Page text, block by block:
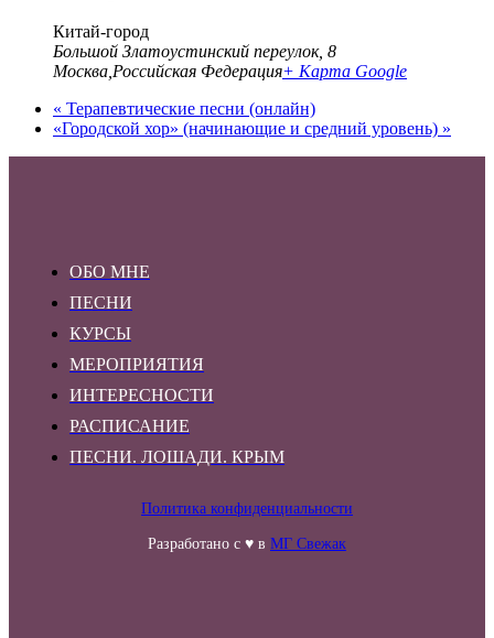
Китай-город
Большой Златоустинский переулок, 8
Москва Российская Федерация+ Карта Google
« Терапевтические песни (онлайн)
«Городской хор» (начинающие и средний уровень) »
ОБО МНЕ
ПЕСНИ
КУРСЫ
МЕРОПРИЯТИЯ
ИНТЕРЕСНОСТИ
РАСПИСАНИЕ
ПЕСНИ. ЛОШАДИ. КРЫМ
Политика конфиденциальности
Разработано с ♥ в МГ Свежак